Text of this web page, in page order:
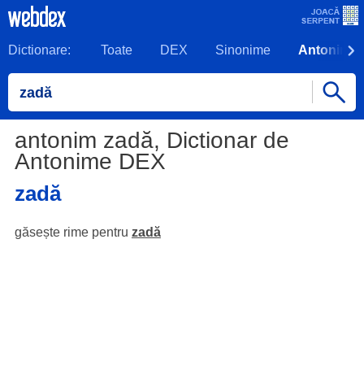
Dictionare: Toate DEX Sinonime Antonime
antonim zadă, Dictionar de
Antonime DEX
zadă
găsește rime pentru zadă